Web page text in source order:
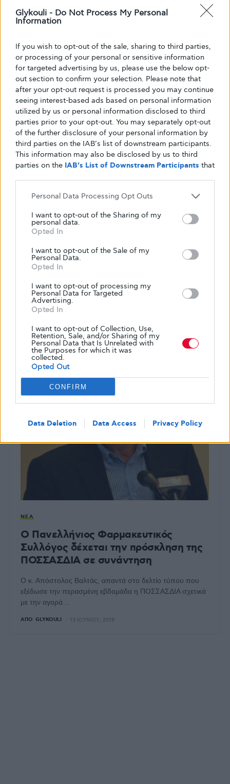
Glykouli - Do Not Process My Personal
Information
If you wish to opt-out of the sale, sharing to third parties,
or processing of your personal or sensitive information
for targeted advertising by us, please use the below opt-
out section to confirm your selection. Please note that
after your opt-out request is processed you may continue
seeing interest-based ads based on personal information
utilized by us or personal information disclosed to third
parties prior to your opt-out. You may separately opt-out
of the further disclosure of your personal information by
third parties on the IAB’s list of downstream participants.
This information may also be disclosed by us to third
parties on the IAB’s List of Downstream Participants that
Personal Data Processing Opt Outs
I want to opt-out of the Sharing of my
personal data.
Opted In
I want to opt-out of the Sale of my
Personal Data.
Opted In
I want to opt-out of processing my
Personal Data for Targeted
Advertising.
Opted In
I want to opt-out of Collection, Use,
Retention, Sale, and/or Sharing of my
Personal Data that Is Unrelated with
the Purposes for which it was
collected.
Opted Out
CONFIRM
Data Deletion Data Access Privacy Policy
Στο δεύτερο μέρος της συνέντευξής του, ο πρόεδρος και
διευθύνοντας σύμβουλος της Dexcom, Kevin Sayer,
ΖΩΉ ΜΕ ΤΟ ΔΙΑΒΉΤΗ
Συνέντευξη του ASweetLife με τον
Πρόεδρο και Διευθύνοντα Σύμβουλο
Μια ιδιαίτερα συναρπαστική συνέντευξη του προέδρου και
διευθύνοντα συμβούλου της Dexcom που δίνει πολύ
ΑΠΌ GLYKOULI 18 ΙΟΥΛΊΟΥ, 2019
ΝΈΑ
Ο Πανελλήνιος Φαρμακευτικός
Συλλόγος δέχεται την πρόσκληση της
ΠΟΣΣΑΣΔΙΑ σε συνάντηση
Ο κ. Απόστολος Βαλτάς, απαντά στο δελτίο τύπου που
εξέδωσε την περασμένη εβδομάδα η ΠΟΣΣΑΣΔΙΑ σχετικά
με την αγορά…
ΑΠΌ GLYKOULI 13 ΙΟΥΝΊΟΥ, 2019